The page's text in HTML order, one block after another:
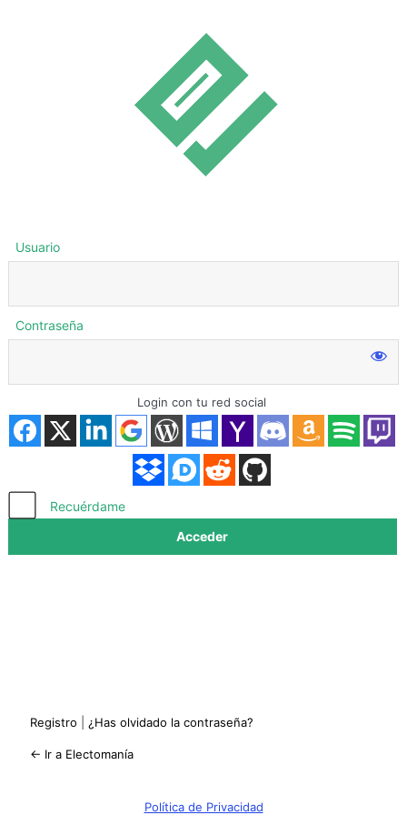
Acceder
Usuario
Contraseña
Login con tu red social
Recuérdame
Registro ¿Has olvidado la contraseña?
← Ir a Electomanía
Política de Privacidad